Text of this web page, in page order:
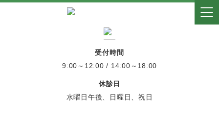
受付時間
9:00～12:00 / 14:00～18:00
休診日
水曜日午後、日曜日、祝日